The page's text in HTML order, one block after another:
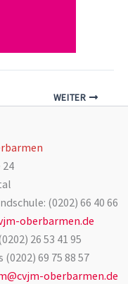
WEITER
(0202) 66 40 66
oberbarmen.de
26 53 41 95
69 75 88 57
oberbarmen.de